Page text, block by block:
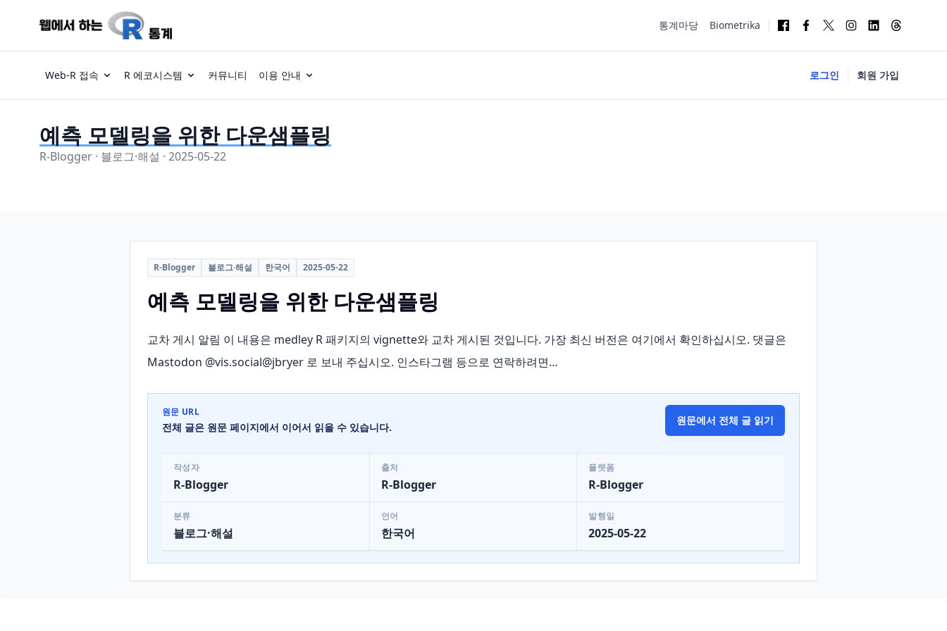
통계마당 Biometrika
Web-R 접속 R 에코시스템 커뮤니티 이용 안내 로그인 회원 가입
예측 모델링을 위한 다운샘플링
R-Blogger · 블로그·해설 · 2025-05-22
R-Blogger 블로그·해설 한국어 2025-05-22
예측 모델링을 위한 다운샘플링
교차 게시 알림 이 내용은 medley R 패키지의 vignette와 교차 게시된 것입니다. 가장 최신 버전은 여기에서 확인하십시오. 댓글은
Mastodon @vis.social@jbryer 로 보내 주십시오. 인스타그램 등으로 연락하려면…
원문 URL
전체 글은 원문 페이지에서 이어서 읽을 수 있습니다.
원문에서 전체 글 읽기
작성자
R-Blogger
출처
R-Blogger
플랫폼
R-Blogger
분류
블로그·해설
언어
한국어
발행일
2025-05-22